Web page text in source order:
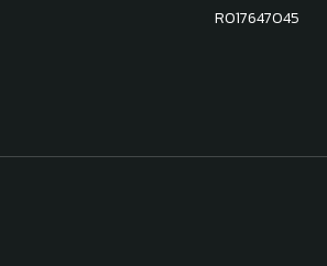
RO17647045